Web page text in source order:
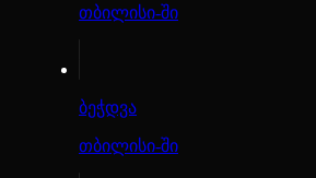
თბილისი-ში
ბეჭდვა
თბილისი-ში